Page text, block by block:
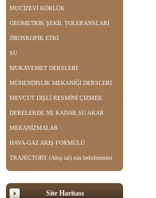
MUCİZEVİ KÖRLÜK
GEOMETRİK ŞEKİL TOLERANSLARI
JİROSKOPİK ETKİ
SU
MUKAVEMET DERSLERİ
MÜHENDİSLİK MEKANİĞİ DERSLERİ
MEVCUT DİŞLİ RESMİNİ ÇİZMEK
DERELERDE NE KADAR SU AKAR
MEKANİZMALAR
HAVA-GAZ AKIŞ FORMÜLÜ
TRAJECTORY (Akış izi) nin belirlenmesi
Site Haritası